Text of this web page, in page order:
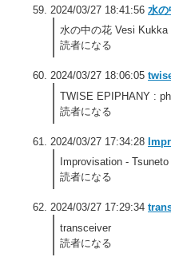
2024/03/27 18:41:56 水
水の中の花 Vesi Kukka
読者になる
2024/03/27 18:06:05
TWISE EPIPHANY :
読者になる
2024/03/27 17:34:28
Improvisation -
読者になる
2024/03/27 17:29:34
transceiver
読者になる